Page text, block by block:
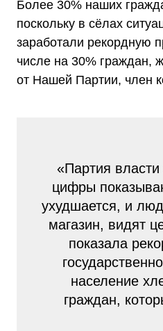
Более 30% наших
поскольку в сёлах
заработали рекордную
числе на 30% граждан,
от Нашей Партии, член
«Партия
цифры
ухудшается, и
магазин, видят
показала
население
граждан,